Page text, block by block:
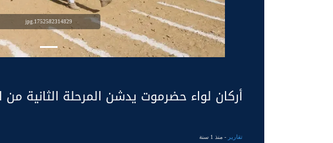
1752582314829.jpg
أركان لواء حضرموت يدشن المرحلة الثانية من
تقارير - منذ 1 سنة